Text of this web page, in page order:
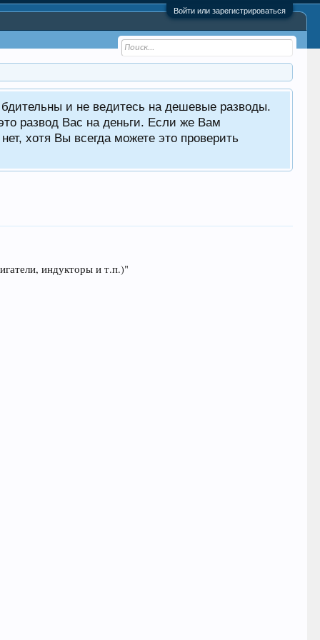
Войти или зарегистрироваться
и не ведитесь на дешевые разводы.
развод Вас на деньги. Если же Вам
хотя Вы всегда можете это проверить
индукторы и т.п.)"